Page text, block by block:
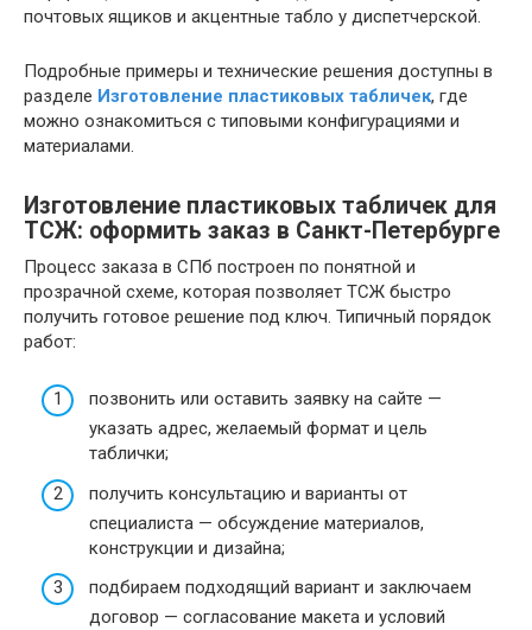
почтовых ящиков и акцентные табло у диспетчерской.
Подробные примеры и технические решения доступны в
разделе Изготовление пластиковых табличек, где
можно ознакомиться с типовыми конфигурациями и
материалами.
Изготовление пластиковых табличек для
ТСЖ: оформить заказ в Санкт-Петербурге
Процесс заказа в СПб построен по понятной и
прозрачной схеме, которая позволяет ТСЖ быстро
получить готовое решение под ключ. Типичный порядок
работ:
позвонить или оставить заявку на сайте —
указать адрес, желаемый формат и цель
таблички;
получить консультацию и варианты от
специалиста — обсуждение материалов,
конструкции и дизайна;
подбираем подходящий вариант и заключаем
договор — согласование макета и условий